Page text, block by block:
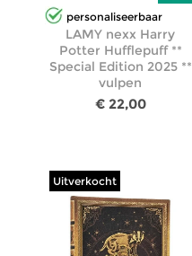
personaliseerbaar
LAMY nexx Harry
Potter Hufflepuff **
Special Edition 2025 **
vulpen
€ 22,00
Uitverkocht